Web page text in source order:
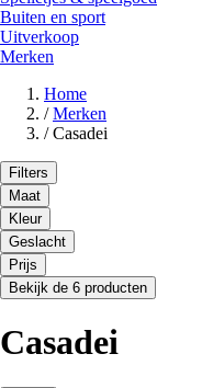
Buiten en sport
Uitverkoop
Merken
Home
/ Merken
/ Casadei
Filters
Maat
Kleur
Geslacht
Prijs
Bekijk de 6 producten
Casadei